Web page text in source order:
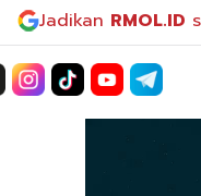
Jadikan RMOL.ID